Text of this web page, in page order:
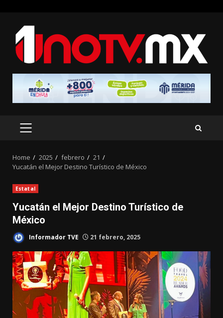
content
PRIMARY
Home 2025 febrero
21
Yucatán el Mejor Destino Turístico de México
Estatal
Yucatán el Mejor Destino Turístico de
México
Informador TVE 21 febrero, 2025